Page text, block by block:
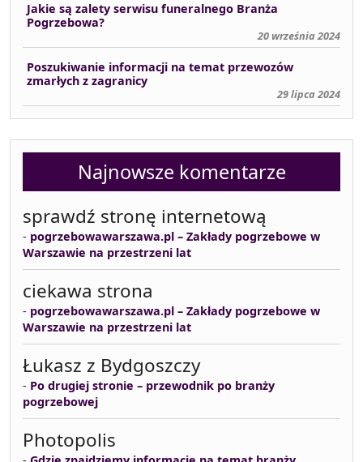
Jakie są zalety serwisu funeralnego Branża
Pogrzebowa?
20 września 2024
Poszukiwanie informacji na temat przewozów
zmarłych z zagranicy
29 lipca 2024
Najnowsze komentarze
sprawdź stronę internetową
- pogrzebowawarszawa.pl – Zakłady pogrzebowe w
Warszawie na przestrzeni lat
ciekawa strona
- pogrzebowawarszawa.pl – Zakłady pogrzebowe w
Warszawie na przestrzeni lat
Łukasz z Bydgoszczy
- Po drugiej stronie – przewodnik po branży
pogrzebowej
Photopolis